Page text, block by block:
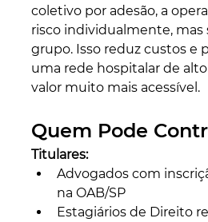
coletivo por adesão, a
risco individualmente, mas
grupo. Isso reduz custos e
uma rede hospitalar de
valor muito mais acessível.
Quem Pode
Titulares:
Advogados com
na OAB/SP
Estagiários de Direito